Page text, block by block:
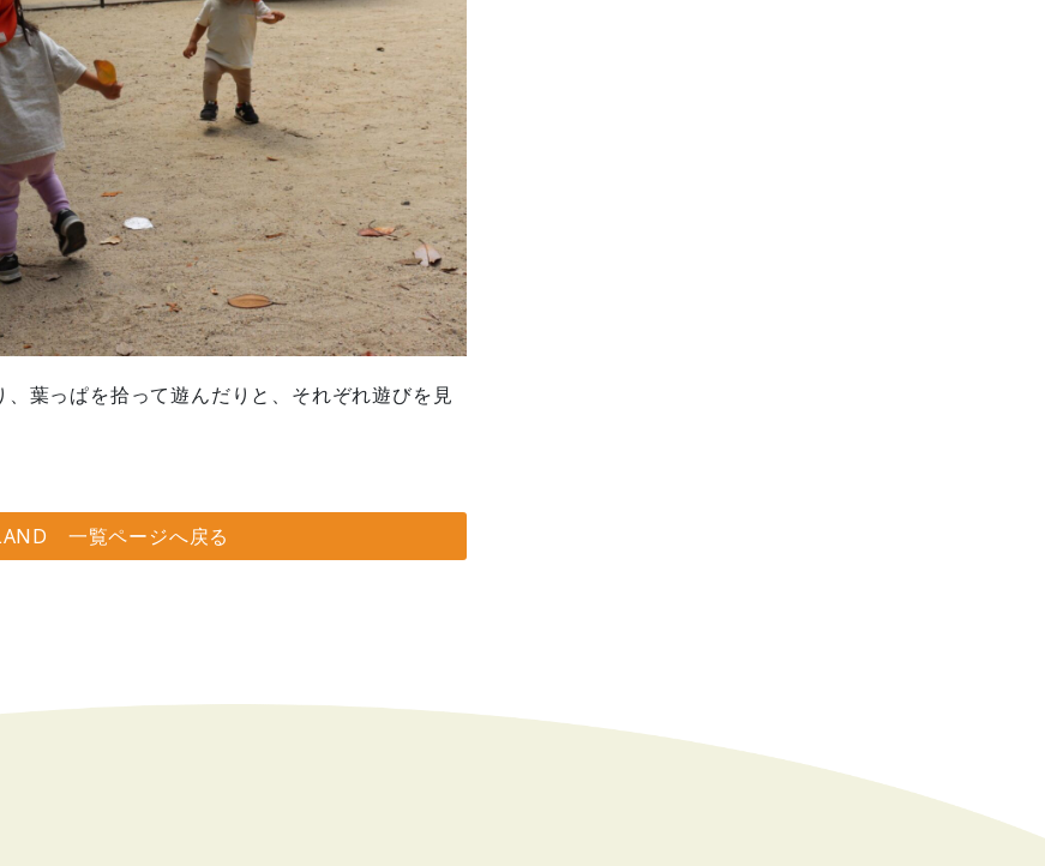
葉っぱを拾って遊んだりと、それぞれ遊びを見
一覧ページへ戻る